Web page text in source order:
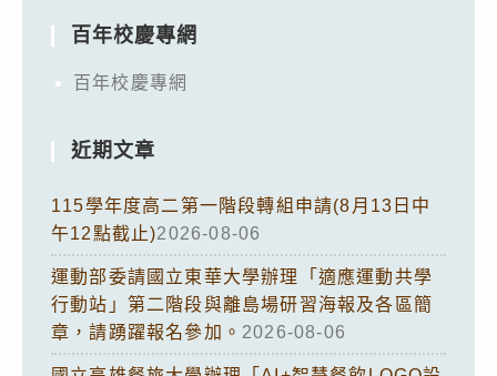
百年校慶專網
百年校慶專網
近期文章
115學年度高二第一階段轉組申請(8月13日中
午12點截止)2026-08-06
運動部委請國立東華大學辦理「適應運動共學
行動站」第二階段與離島場研習海報及各區簡
章，請踴躍報名參加。 2026-08-06